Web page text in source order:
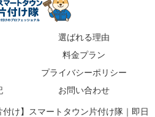
選ばれる理由
料金プラン
プライバシーポリシー
お問い合わせ
け】スマートタウン片付け隊｜即日